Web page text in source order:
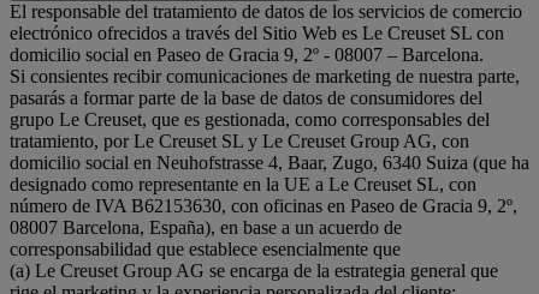
El responsable del tratamiento de datos de los servicios de comercio
electrónico ofrecidos a través del Sitio Web es Le Creuset SL con
domicilio social en Paseo de Gracia 9, 2º - 08007 – Barcelona.
Si consientes recibir comunicaciones de marketing de nuestra parte,
pasarás a formar parte de la base de datos de consumidores del
grupo Le Creuset, que es gestionada, como corresponsables del
tratamiento, por Le Creuset SL y Le Creuset Group AG, con
domicilio social en Neuhofstrasse 4, Baar, Zugo, 6340 Suiza (que ha
designado como representante en la UE a Le Creuset SL, con
número de IVA B62153630, con oficinas en Paseo de Gracia 9, 2º,
08007 Barcelona, España), en base a un acuerdo de
corresponsabilidad que establece esencialmente que
(a) Le Creuset Group AG se encarga de la estrategia general que